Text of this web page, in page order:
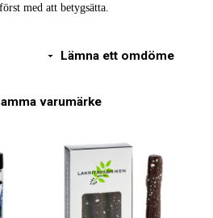
med att betygsätta.
Lämna ett omdöme
varumärke